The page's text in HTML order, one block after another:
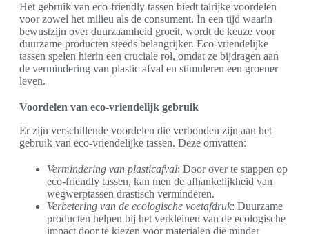
Het gebruik van eco-friendly tassen biedt talrijke voordelen
voor zowel het milieu als de consument. In een tijd waarin
bewustzijn over duurzaamheid groeit, wordt de keuze voor
duurzame producten steeds belangrijker. Eco-vriendelijke
tassen spelen hierin een cruciale rol, omdat ze bijdragen aan
de vermindering van plastic afval en stimuleren een groener
leven.
Voordelen van eco-vriendelijk gebruik
Er zijn verschillende voordelen die verbonden zijn aan het
gebruik van eco-vriendelijke tassen. Deze omvatten:
Vermindering van plasticafval: Door over te stappen op
eco-friendly tassen, kan men de afhankelijkheid van
wegwerptassen drastisch verminderen.
Verbetering van de ecologische voetafdruk: Duurzame
producten helpen bij het verkleinen van de ecologische
impact door te kiezen voor materialen die minder